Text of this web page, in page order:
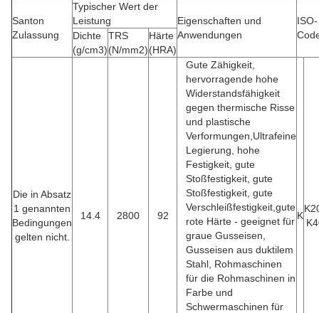
Santon
Zulassung
Typischer Wert der
Leistung
Eigenschaften und
Anwendungen
ISO-
Dichte
(g/cm3)
TRS
(N/mm2)
Härte
(HRA)
Die in Absatz
1 genannten
Bedingungen
gelten nicht.
14.4 2800 92
Gute Zähigkeit,
hervorragende hohe
Widerstandsfähigkeit
gegen thermische Risse
und plastische
Verformungen,Ultrafeine
Legierung, hohe
Festigkeit, gute
Stoßfestigkeit, gute
Stoßfestigkeit, gute
Verschleißfestigkeit,gute
rote Härte - geeignet für
graue Gusseisen,
Gusseisen aus duktilem
Stahl, Rohmaschinen
für die Rohmaschinen in
Farbe und
Schwermaschinen für
K